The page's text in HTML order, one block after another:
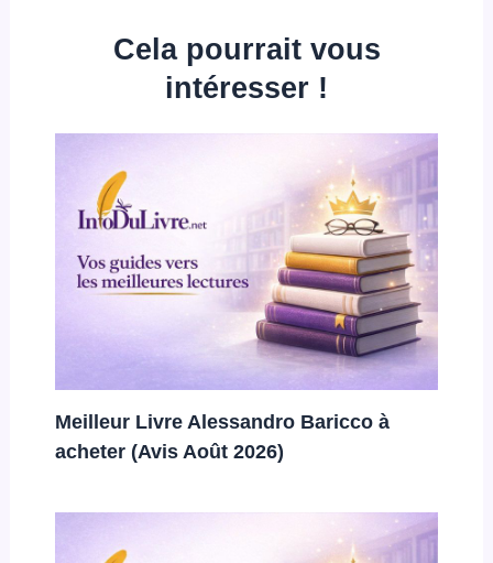
Cela pourrait vous
intéresser !
Meilleur Livre Alessandro Baricco à
acheter (Avis Août 2026)